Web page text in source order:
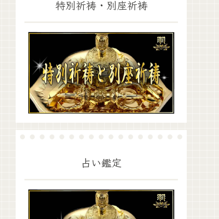
特別祈祷・別座祈祷
占い鑑定